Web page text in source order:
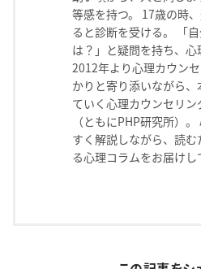
等感を持つ。 17歳の時
ると診断を受ける。 「
は？」と疑問を持ち、心
2012年より心理カウン
かりと寄り添いながら
ていく心理カウンセリ
（ともにPHP研究所）
すく解説しながら、読
る心理コラムをお届けし